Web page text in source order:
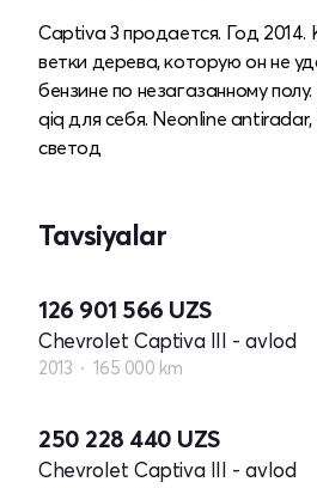
Captiva 3 продается. Год 2014.
ветки дерева, которую он не
бензине по незагазанному
qiq для себя. Neonline antiradar,
светод
Tavsiyalar
126 901 566 UZS
Chevrolet Captiva III - avlod
2013 165 000 km
250 228 440 UZS
Chevrolet Captiva III - avlod